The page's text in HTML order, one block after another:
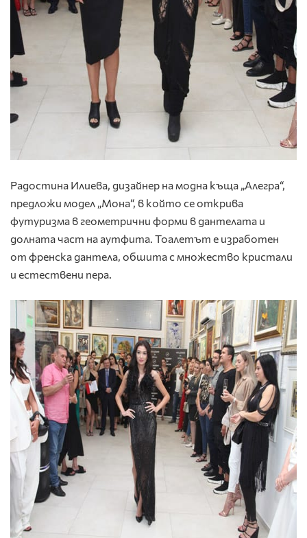
Радостина Илиева, дизайнер на модна къща „Алегра“,
предложи модел „Мона“, в който се открива
футуризма в геометрични форми в дантелата и
долната част на аутфита. Тоалетът е изработен
от френска дантела, обшита с множество кристали
и естествени пера.